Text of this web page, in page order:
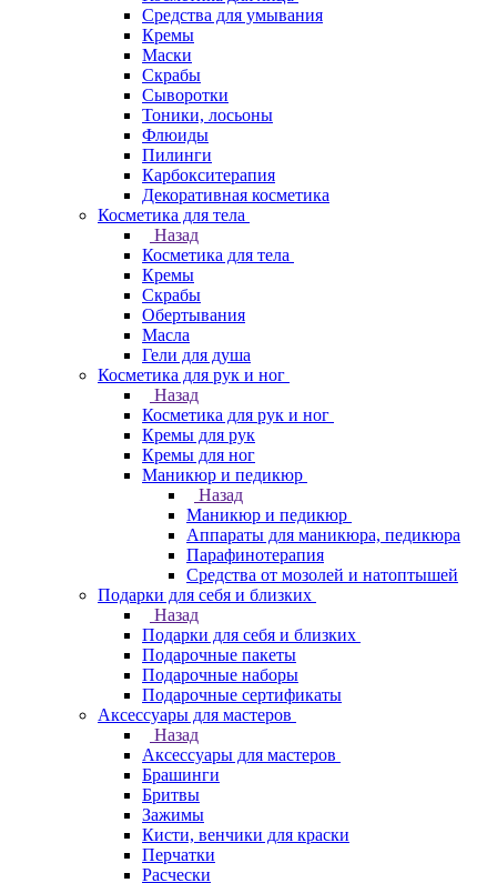
Средства для умывания
Кремы
Маски
Скрабы
Сыворотки
Тоники, лосьоны
Флюиды
Пилинги
Карбокситерапия
Декоративная косметика
Косметика для тела
Назад
Косметика для тела
Кремы
Скрабы
Обертывания
Масла
Гели для душа
Косметика для рук и ног
Назад
Косметика для рук и ног
Кремы для рук
Кремы для ног
Маникюр и педикюр
Назад
Маникюр и педикюр
Аппараты для маникюра, педикюра
Парафинотерапия
Средства от мозолей и натоптышей
Подарки для себя и близких
Назад
Подарки для себя и близких
Подарочные пакеты
Подарочные наборы
Подарочные сертификаты
Аксессуары для мастеров
Назад
Аксессуары для мастеров
Брашинги
Бритвы
Зажимы
Кисти, венчики для краски
Перчатки
Расчески